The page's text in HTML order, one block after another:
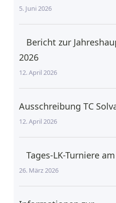
5. Juni 2026
Bericht zur
2026
12. April 2026
Ausschreibung TC
12. April 2026
Tages-LK-Turniere
26. März 2026